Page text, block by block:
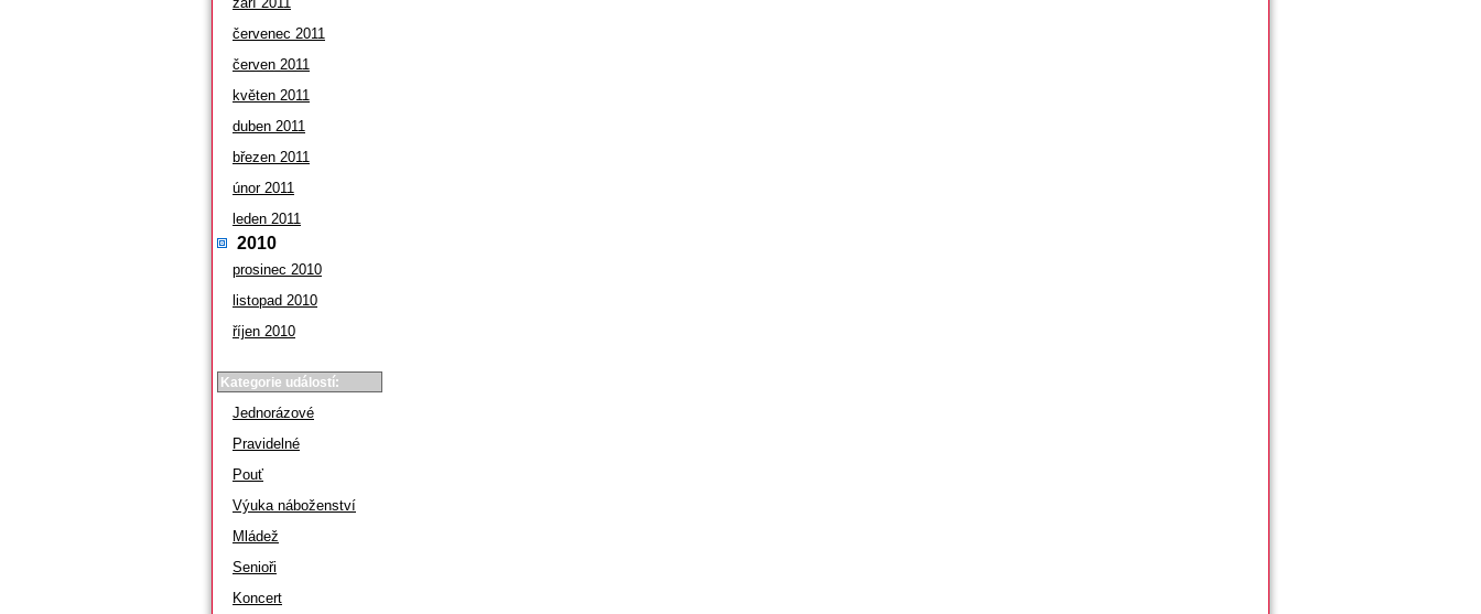
červenec 2011
červen 2011
květen 2011
duben 2011
březen 2011
únor 2011
leden 2011
2010
prosinec 2010
listopad 2010
říjen 2010
Kategorie událostí:
Jednorázové
Pravidelné
Pouť
Výuka náboženství
Mládež
Senioři
Koncert